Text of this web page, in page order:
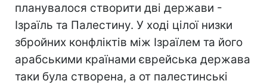
планувалося створити дві держави -
Ізраїль та Палестину. У ході цілої низки
збройних конфліктів між Ізраїлем та його
арабськими країнами єврейська держава
таки була створена, а от палестинські